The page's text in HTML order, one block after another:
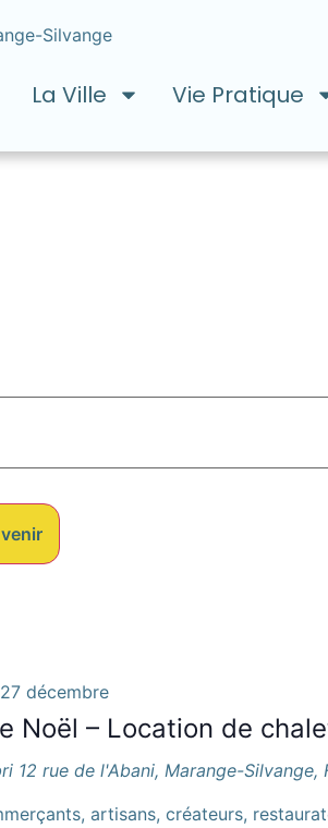
Silvange
La Ville Vie Pratique
Noël – Location de
27 décembre
12 rue de l'Abani, Marange-Silvange,
artisans, créateurs,